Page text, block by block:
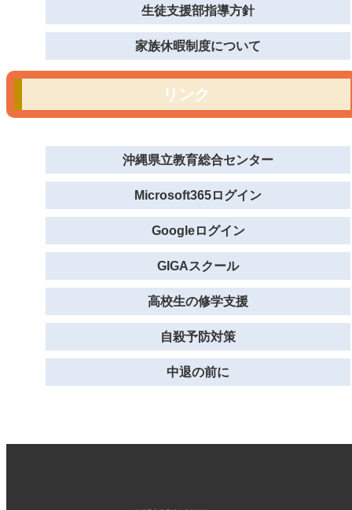
生徒支援部指導方針
家族休暇制度について
リンク
沖縄県立教育総合センター
Microsoft365ログイン
Googleログイン
GIGAスクール
高校生の修学支援
自殺予防対策
中退の前に